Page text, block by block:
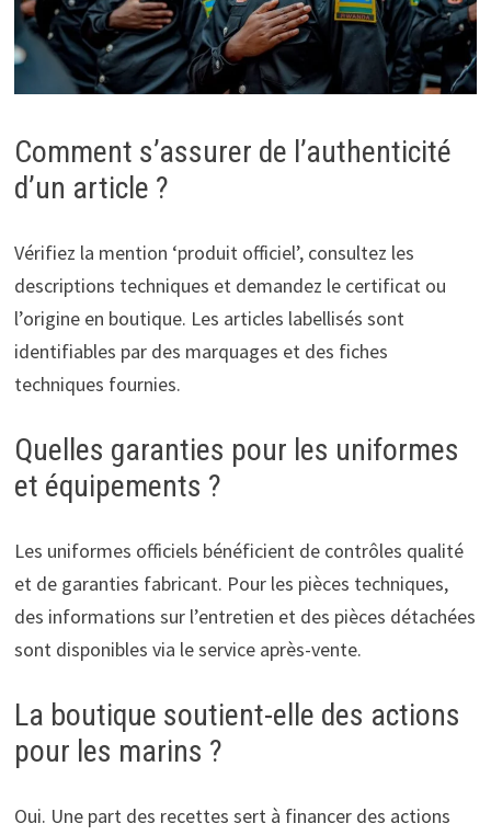
Comment s’assurer de l’authenticité
d’un article ?
Vérifiez la mention ‘produit officiel’, consultez les
descriptions techniques et demandez le certificat ou
l’origine en boutique. Les articles labellisés sont
identifiables par des marquages et des fiches
techniques fournies.
Quelles garanties pour les uniformes
et équipements ?
Les uniformes officiels bénéficient de contrôles qualité
et de garanties fabricant. Pour les pièces techniques,
des informations sur l’entretien et des pièces détachées
sont disponibles via le service après-vente.
La boutique soutient-elle des actions
pour les marins ?
Oui. Une part des recettes sert à financer des actions